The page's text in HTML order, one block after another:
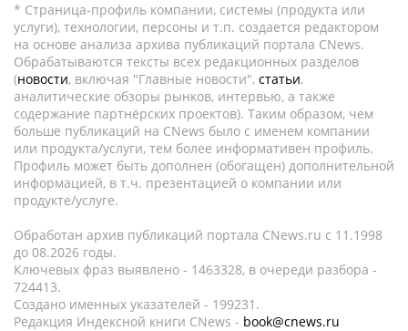
* Страница-профиль компании, системы (продукта или
услуги), технологии, персоны и т.п. создается редактором
на основе анализа архива публикаций портала CNews.
Обрабатываются тексты всех редакционных разделов
(новости, включая "Главные новости", статьи,
аналитические обзоры рынков, интервью, а также
содержание партнёрских проектов). Таким образом, чем
больше публикаций на CNews было с именем компании
или продукта/услуги, тем более информативен профиль.
Профиль может быть дополнен (обогащен) дополнительной
информацией, в т.ч. презентацией о компании или
продукте/услуге.
Обработан архив публикаций портала CNews.ru c 11.1998
до 08.2026 годы.
Ключевых фраз выявлено - 1463328, в очереди разбора -
724413.
Создано именных указателей - 199231.
Редакция Индексной книги CNews - book@cnews.ru